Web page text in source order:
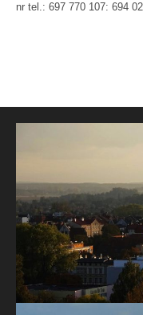
nr tel.: 697 770 107: 694